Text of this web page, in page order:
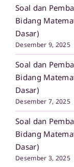
Soal dan
Bidang
Dasar)
Desember 9, 2025
Soal dan
Bidang
Dasar)
Desember 7, 2025
Soal dan
Bidang
Dasar)
Desember 3, 2025